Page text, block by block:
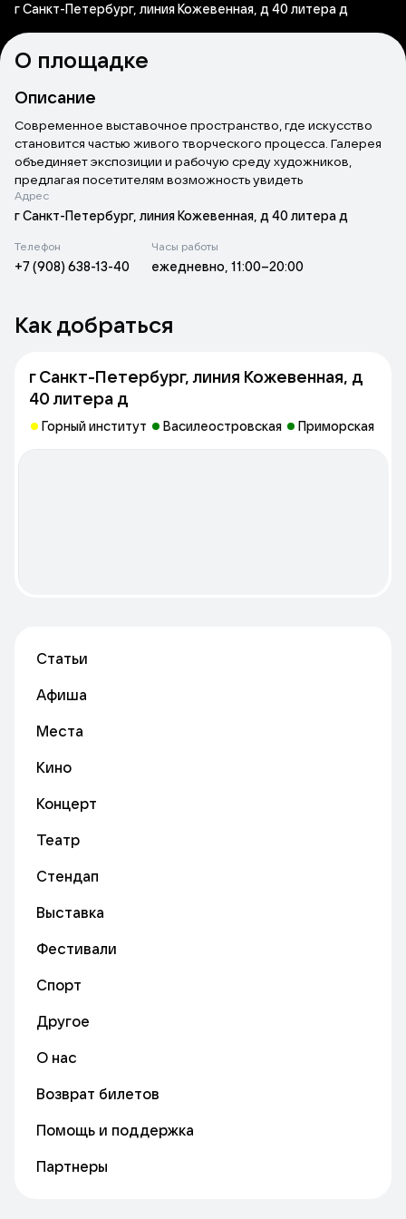
г Санкт-Петербург, линия Кожевенная, д 40 литера д
О площадке
Описание
Современное выставочное пространство, где искусство
становится частью живого творческого процесса. Галерея
объединяет экспозиции и рабочую среду художников,
предлагая посетителям возможность увидеть
разнообразные стили и направления современного
искусства. Пространство оснащено профессиональной
стен для гибкой презентации работ, а также зоной отдыха и
островом-роялем для размещения объектов искусства или
В галерее регулярно обновляются экспозиции, что
позволяет гостям каждый раз открывать для себя новые
условия как для вдохновения, так и для спокойного
созерцания искусства.
мастер-классы и творческие встречи с возможностью
Адрес
г Санкт-Петербург, линия Кожевенная, д 40 литера д
Телефон
+7 (908) 638-13-40
Часы работы
ежедневно, 11:00–20:00
Как добраться
г Санкт-Петербург, линия Кожевенная, д
40 литера д
Горный институт Василеостровская Приморская
Статьи
Афиша
Места
Кино
Концерт
Театр
Стендап
Выставка
Фестивали
Спорт
Другое
О нас
Возврат билетов
Помощь и поддержка
Партнеры